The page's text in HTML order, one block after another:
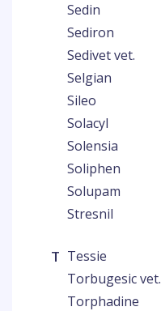
Sedin
Sediron
Sedivet vet.
Selgian
Sileo
Solacyl
Solensia
Soliphen
Solupam
Stresnil
T Tessie
Torbugesic vet.
Torphadine